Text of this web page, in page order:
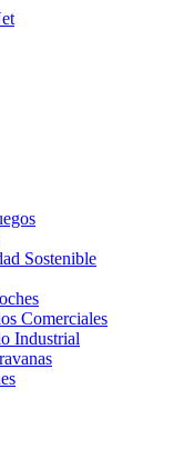
Sostenible
Comerciales
Industrial